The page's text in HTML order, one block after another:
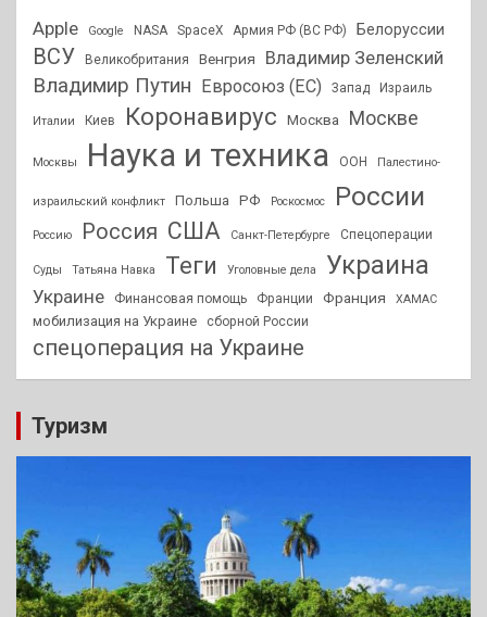
Apple Google NASA SpaceX Армия РФ (ВС РФ) Белоруссии
ВСУ Великобритания Венгрия Владимир Зеленский
Владимир Путин Евросоюз (ЕС) Запад Израиль
Италии Киев Коронавирус Москва Москве
Москвы Наука и техника ООН Палестино-
израильский конфликт Польша РФ Роскосмос России
Россию Россия США Санкт-Петербурге Спецоперации
Суды Татьяна Навка Теги Уголовные дела Украина
Украине Финансовая помощь Франции Франция ХАМАС
мобилизация на Украине сборной России
спецоперация на Украине
Туризм